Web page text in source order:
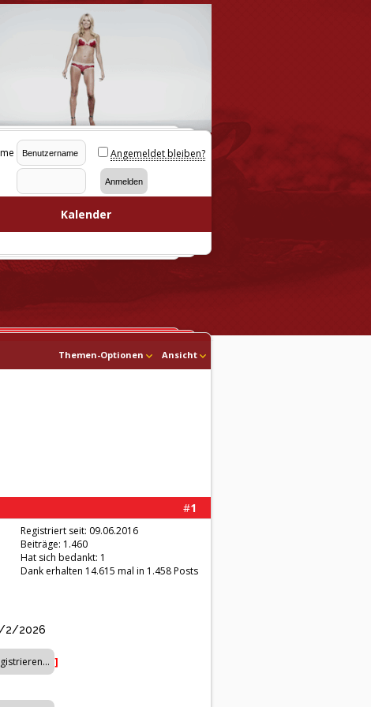
Angemeldet bleiben?
Kalender
Themen-Optionen Ansicht
#1
Registriert seit: 09.06.2016
Beiträge: 1.460
Hat sich bedankt: 1
Dank erhalten 14.615 mal in 1.458 Posts
2/2026
]